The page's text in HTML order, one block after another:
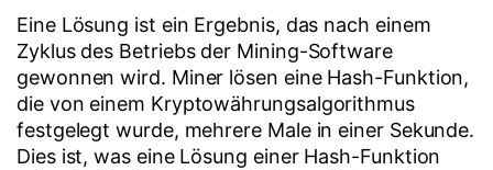
Eine Lösung ist ein Ergebnis, das nach einem
Zyklus des Betriebs der Mining-Software
gewonnen wird. Miner lösen eine Hash-Funktion,
die von einem Kryptowährungsalgorithmus
festgelegt wurde, mehrere Male in einer Sekunde.
Dies ist, was eine Lösung einer Hash-Funktion